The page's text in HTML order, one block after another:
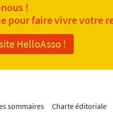
!
pour faire vivre votre
HelloAsso !
sommaires
Charte éditoriale